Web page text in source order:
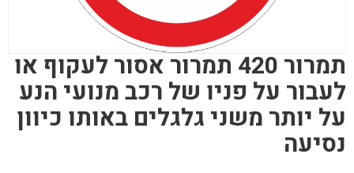
תמרור 420 תמרור אסור לעקוף או
לעבור על פניו של רכב מנועי הנע
על יותר משני גלגלים באותו כיוון
נסיעה